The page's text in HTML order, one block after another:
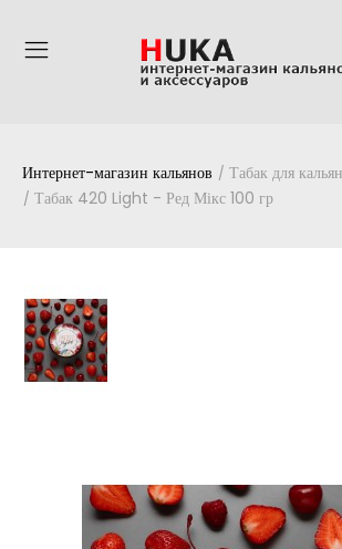
Интернет-магазин кальянов Табак для
Табак 420 Light - Ред Мікс 100 гр